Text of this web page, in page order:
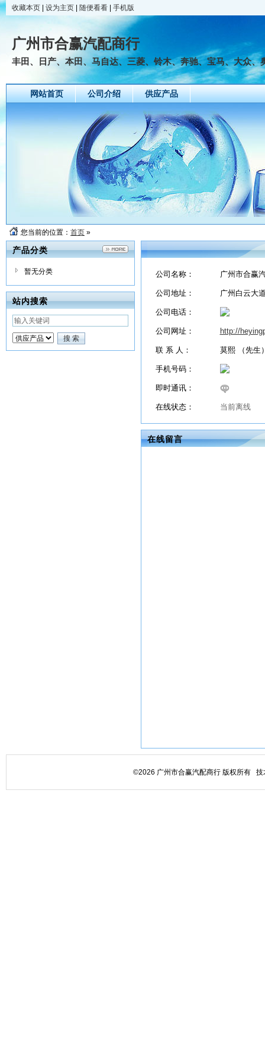
收藏本页 设为主页 随便看看 手机版
广州市合赢汽配商行
丰田、日产、本田、马自达、三菱、铃木、奔驰、宝马、大众、
网站首页 公司介绍 供应产品
您当前的位置： 首页 »
产品分类
暂无分类
站内搜索
公司名称： 广州市合赢
公司地址： 广州白云大
公司电话：
公司网址： http://
联 系 人： 莫熙 （先生
手机号码：
即时通讯：
在线状态： 当前离线
在线留言
©2026 广州市合赢汽配商行 版权所有 技